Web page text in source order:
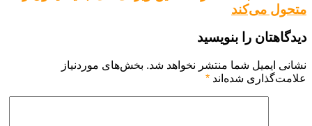
متحول می‌کند
دیدگاهتان را بنویسید
نشانی ایمیل شما منتشر نخواهد شد. بخش‌های موردنیاز
علامت‌گذاری شده‌اند *